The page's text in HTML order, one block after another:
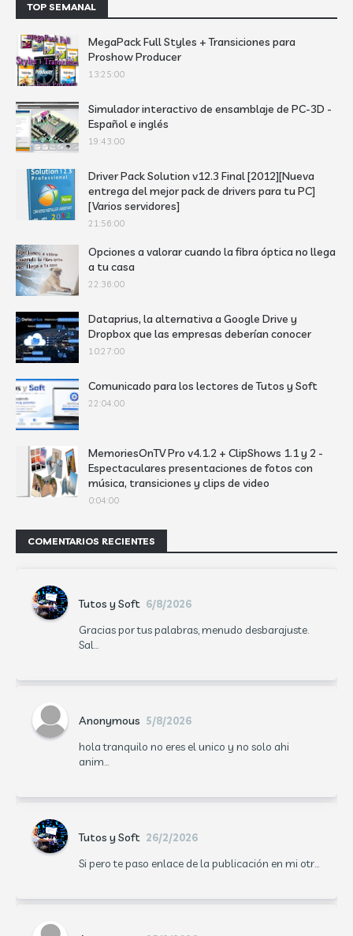
TOP SEMANAL
MegaPack Full Styles + Transiciones para
Proshow Producer
13:25:00
Simulador interactivo de ensamblaje de PC-3D -
Español e inglés
19:43:00
Driver Pack Solution v12.3 Final [2012][Nueva
entrega del mejor pack de drivers para tu PC]
[Varios servidores]
21:56:00
Opciones a valorar cuando la fibra óptica no llega
a tu casa
22:36:00
Dataprius, la alternativa a Google Drive y
Dropbox que las empresas deberían conocer
10:27:00
Comunicado para los lectores de Tutos y Soft
22:04:00
MemoriesOnTV Pro v4.1.2 + ClipShows 1.1 y 2 -
Espectaculares presentaciones de fotos con
música, transiciones y clips de video
0:04:00
COMENTARIOS RECIENTES
Tutos y Soft 6/8/2026
Gracias por tus palabras, menudo desbarajuste.
Sal...
Anonymous 5/8/2026
hola tranquilo no eres el unico y no solo ahi
anim...
Tutos y Soft 26/2/2026
Si pero te paso enlace de la publicación en mi otr...